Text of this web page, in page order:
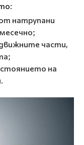
натрупани
части,
на